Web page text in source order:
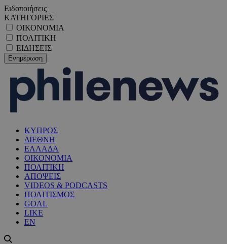
Ειδοποιήσεις
ΚΑΤΗΓΟΡΙΕΣ
ΟΙΚΟΝΟΜΙΑ
ΠΟΛΙΤΙΚΗ
ΕΙΔΗΣΕΙΣ
ΚΥΠΡΟΣ
ΔΙΕΘΝΗ
ΕΛΛΑΔΑ
ΟΙΚΟΝΟΜΙΑ
ΠΟΛΙΤΙΚΗ
ΑΠΟΨΕΙΣ
VIDEOS & PODCASTS
ΠΟΛΙΤΙΣΜΟΣ
GOAL
LIKE
EN